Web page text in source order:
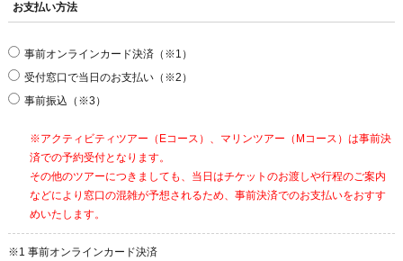
お支払い方法
事前オンラインカード決済（※1）
受付窓口で当日のお支払い（※2）
事前振込（※3）
※アクティビティツアー（Eコース）、マリンツアー（Mコース）は事前決
済での予約受付となります。
その他のツアーにつきましても、当日はチケットのお渡しや行程のご案内
などにより窓口の混雑が予想されるため、事前決済でのお支払いをおすす
めいたします。
※1 事前オンラインカード決済